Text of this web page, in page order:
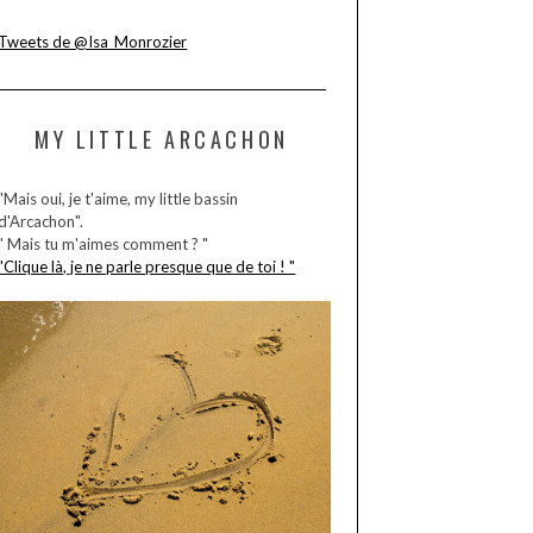
de @Isa_Monrozier
MY LITTLE ARCACHON
oui, je t'aime, my little bassin
Mais tu m'aimes comment ? "
là, je ne parle presque que de toi ! "